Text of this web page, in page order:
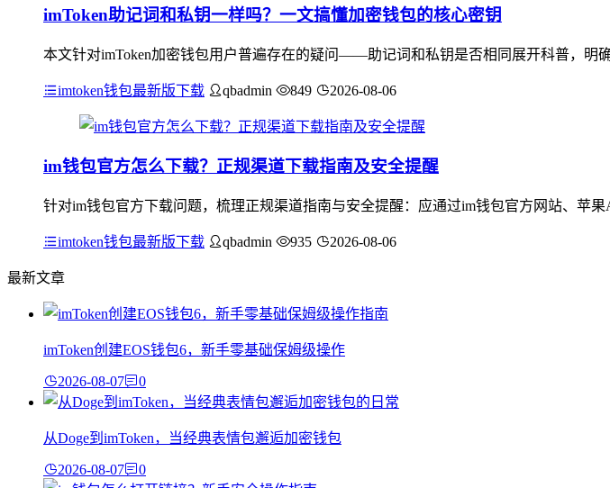
imToken助记词和私钥一样吗？一文搞懂加密钱包的核心密钥
本文针对imToken加密钱包用户普遍存在的疑问——助记词和私钥是否相同展开科普，明
imtoken钱包最新版下载 qbadmin 849 2026-08-06
im钱包官方怎么下载？正规渠道下载指南及安全提醒
针对im钱包官方下载问题，梳理正规渠道指南与安全提醒：应通过im钱包官方网站、苹
imtoken钱包最新版下载 qbadmin 935 2026-08-06
最新文章
imToken创建EOS钱包6，新手零基础保姆级操作
2026-08-07 0
从Doge到imToken，当经典表情包邂逅加密钱包
2026-08-07 0